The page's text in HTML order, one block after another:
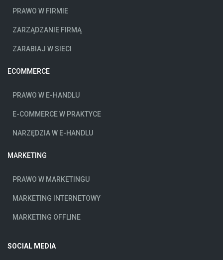
PRAWO W FIRMIE
ZARZĄDZANIE FIRMĄ
ZARABIAJ W SIECI
ECOMMERCE
PRAWO W E-HANDLU
E-COMMERCE W PRAKTYCE
NARZĘDZIA W E-HANDLU
MARKETING
PRAWO W MARKETINGU
MARKETING INTERNETOWY
MARKETING OFFLINE
SOCIAL MEDIA